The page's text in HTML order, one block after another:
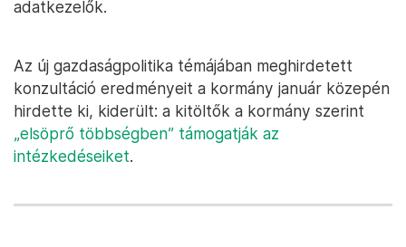
adatkezelők.
Az új gazdaságpolitika témájában meghirdetett
konzultáció eredményeit a kormány január közepén
hirdette ki, kiderült: a kitöltők a kormány szerint
„elsöprő többségben” támogatják az
intézkedéseiket.